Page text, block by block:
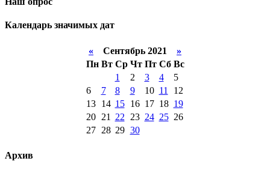
Календарь значимых дат
« Сентябрь 2021 »
Пн Вт Ср Чт Пт Сб Вс
1
2 3 4
5
6
7 8 9 10 11
12
13
14 15 16 17 18 19
20
21 22 23 24 25 26
27
28 29 30
Архив